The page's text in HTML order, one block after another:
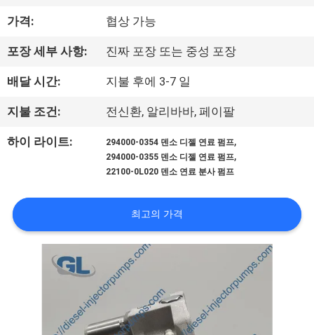
리
에
관
한
공
가격: 협상 가능
포장 세부 사항: 진짜 포장 또는 중성 포장
배달 시간: 지불 후에 3-7 일
지불 조건: 전신환, 알리바바, 페이팔
하이 라이트: 294000-0354 덴소 디젤 연료 펌프,
294000-0355 덴소 디젤 연료 펌프,
22100-0L020 덴소 연료 분사 펌프
최고의 가격